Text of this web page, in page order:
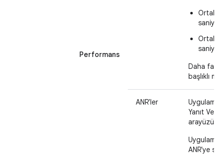
Performans
Daha
başlıklı
ANR'ler
Yanıt
arayüzü iş
ANR'ye